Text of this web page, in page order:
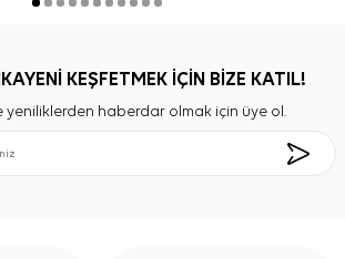
KEŞFETMEK İÇİN BİZE KATIL!
yeniliklerden haberdar olmak için üye ol.